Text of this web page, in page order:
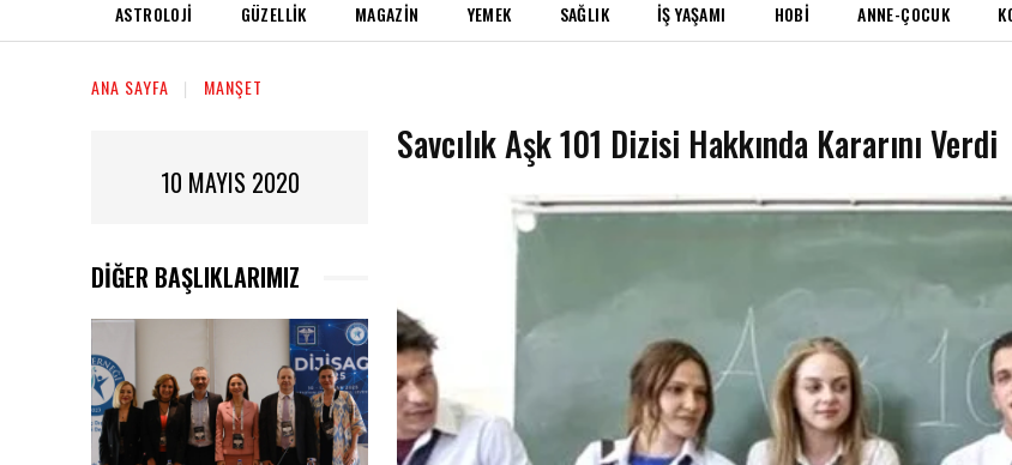
ASTROLOJI GÜZELLIK MAGAZIN YEMEK SAĞLIK İŞ YAŞAMI HOBI ANNE-ÇOCUK
ANA SAYFA MANŞET
10 MAYIS 2020
DIĞER BAŞLIKLARIMIZ
Savcılık Aşk 101 Dizisi Hakkında Kararını Verdi